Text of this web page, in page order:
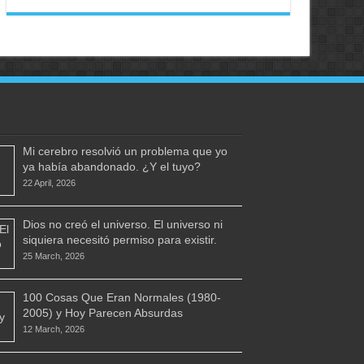
Mi cerebro resolvió un problema que yo
ya había abandonado. ¿Y el tuyo?
22 April, 2026
Dios no creó el universo. El universo ni
siquiera necesitó permiso para existir.
25 March, 2026
100 Cosas Que Eran Normales (1980-
2005) y Hoy Parecen Absurdas
12 March, 2026